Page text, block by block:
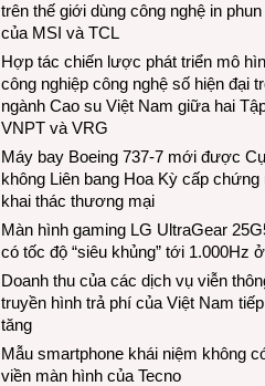
trên thế giới dùng công nghệ in
của MSI và TCL
Hợp tác chiến lược phát triển mô
công nghiệp công nghệ số hiện đại
ngành Cao su Việt Nam giữa hai
VNPT và VRG
Máy bay Boeing 737-7 mới được
không Liên bang Hoa Kỳ cấp chứng
khai thác thương mại
Màn hình gaming LG UltraGear
có tốc độ “siêu khủng” tới 1.000Hz
Doanh thu của các dịch vụ viễn
truyền hình trả phí của Việt Nam
tăng
Mẫu smartphone khái niệm không
viền màn hình của Tecno